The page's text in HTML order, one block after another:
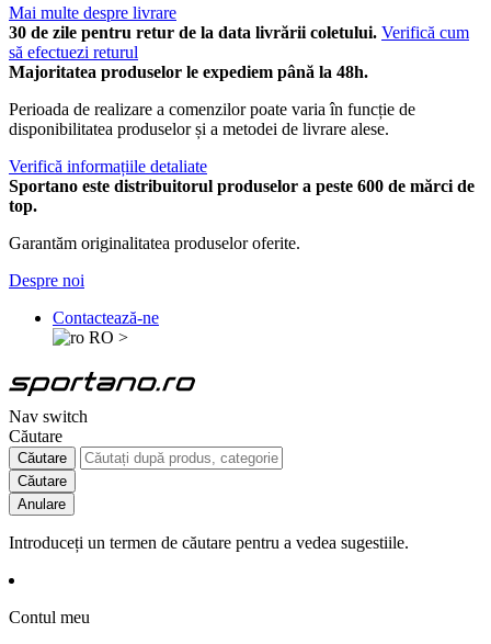
Mai multe despre livrare
30 de zile pentru retur de la data livrării coletului. Verifică cum
să efectuezi returul
Majoritatea produselor le expediem până la 48h.
Perioada de realizare a comenzilor poate varia în funcție de
disponibilitatea produselor și a metodei de livrare alese.
Verifică informațiile detaliate
Sportano este distribuitorul produselor a peste 600 de mărci de
top.
Garantăm originalitatea produselor oferite.
Despre noi
Contactează-ne
RO >
Nav switch
Căutare
Căutare
Căutare
Anulare
Introduceți un termen de căutare pentru a vedea sugestiile.
Contul meu